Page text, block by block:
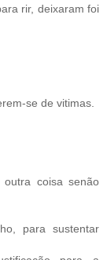
rir, deixaram foi
se de vitimas.
coisa senão
para sustentar